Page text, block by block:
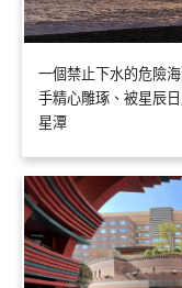
一個禁止下水的危險
手精心雕琢、被星辰
星潭